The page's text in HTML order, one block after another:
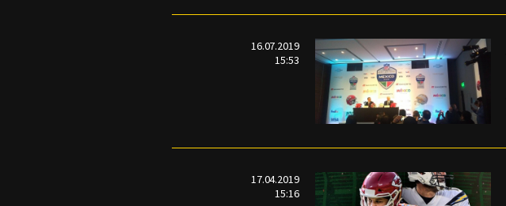
16.07.2019
15:53
17.04.2019
15:16